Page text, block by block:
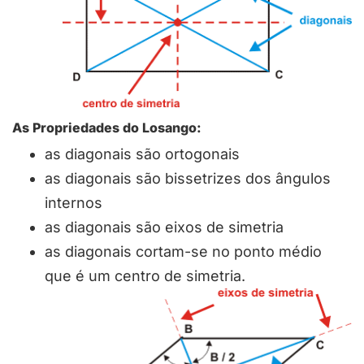
As Propriedades do Losango:
as diagonais são ortogonais
as diagonais são bissetrizes dos ângulos
internos
as diagonais são eixos de simetria
as diagonais cortam-se no ponto médio
que é um centro de simetria.